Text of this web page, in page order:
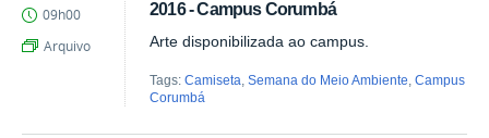
2016 - Campus Corumbá
Arte disponibilizada ao campus.
Tags:Camiseta ,Semana do Meio Ambiente ,Campus
Corumbá
Aragão
09h00
Arquivo